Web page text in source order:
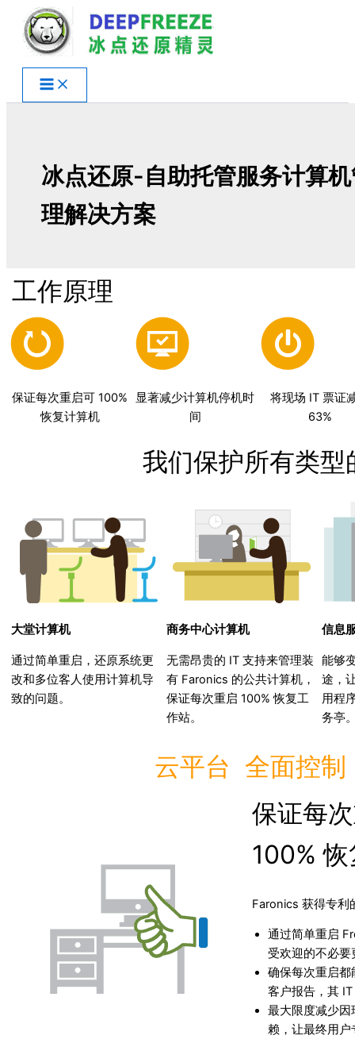
冰点还原-自助托管服务计算
理解决方案
工作原理
保证每次重启可 100%
恢复计算机
显著减少计算机停机时
间
将现场 IT 票证
63%
我们保护所有类型
大堂计算机
通过简单重启，还原系统更
改和多位客人使用计算机导
致的问题。
商务中心计算机
无需昂贵的 IT 支持来管理装
有 Faronics 的公共计算机，
保证每次重启 100% 恢复工
作站。
信息
能够
途，
用程
务亭
云平台 全面控制
保证每
100%
Faronics 获得专利
通过简单重启
受欢迎的不必
确保每次重启都
客户报告，其
最大限度减少因
赖，让最终用